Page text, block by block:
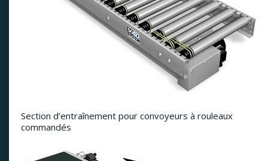
Section d’entraînement pour convoyeurs à rouleaux
commandés